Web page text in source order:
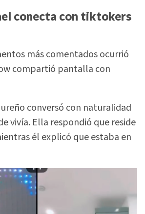
conecta con tiktokers
más comentados ocurrió
compartió pantalla con
conversó con naturalidad
vivía. Ella respondió que reside
él explicó que estaba en